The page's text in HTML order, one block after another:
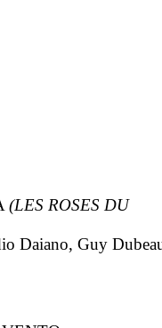
(LES ROSES DU
Daiano, Guy